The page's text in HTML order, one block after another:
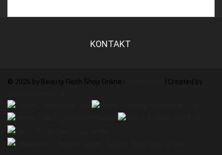
KONTAKT
© 2026 by Beauty Flash Shop Online -
| Created by